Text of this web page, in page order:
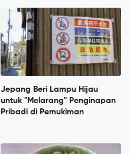
Jepang Beri Lampu Hijau
untuk "Melarang" Penginapan
Pribadi di Pemukiman